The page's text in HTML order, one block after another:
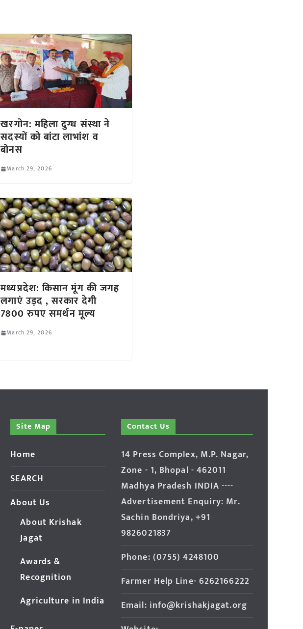
खरगोन: महिला दुग्ध संस्था ने
सदस्यों को बांटा लाभांश व
बोनस
March 29, 2026
मध्यप्रदेश: किसान मूंग की जगह
लगाएं उड़द , सरकार देगी
7800 रुपए समर्थन मूल्य
March 29, 2026
Site Map
Home
SEARCH
About Us
About Krishak
Jagat
Awards &
Recognition
Agriculture in India
Contact Us
14 Press Complex, M.P. Nagar,
Zone - 1, Bhopal - 462011
Madhya Pradesh INDIA ----
Advertisement Enquiry: Mr.
Sachin Bondriya, +91
9826021837
Phone: (0755) 4248100
Farmer Help Line- 6262166222
Email: info@krishakjagat.org